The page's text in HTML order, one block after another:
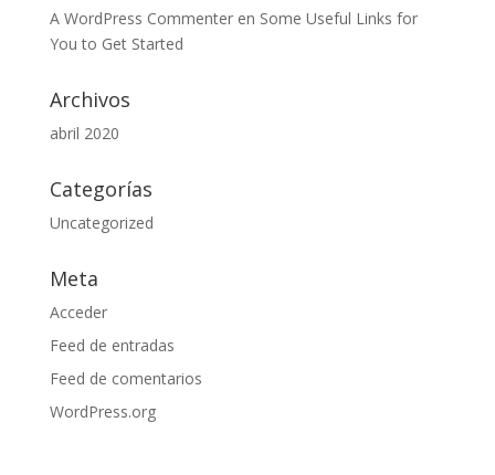
A WordPress Commenteren Some Useful Links for
You to Get Started
Archivos
abril 2020
Categorías
Uncategorized
Meta
Acceder
Feed de entradas
Feed de comentarios
WordPress.org